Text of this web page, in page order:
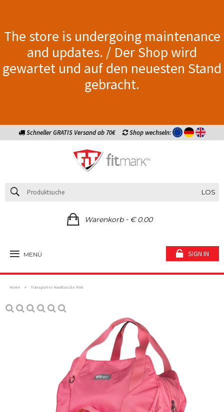
The store is undergoing maintenance
and updates. / Der Shop wird
gewartet und auf den neuesten Stand
gebracht.
Schneller GRATIS Versand ab 70€ Shop wechseln:
LOS
Warenkorb- € 0.00
MENÜ SIGN IN
Home Transporter Handtasche Pink